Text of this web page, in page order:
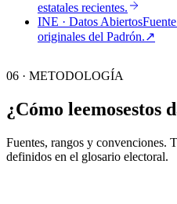
estatales recientes.
INE · Datos Abiertos
originales del Padrón.↗︎
06 · METODOLOGÍA
¿Cómo leemosestos
Fuentes, rangos y convenciones.
definidos en el glosario electoral.